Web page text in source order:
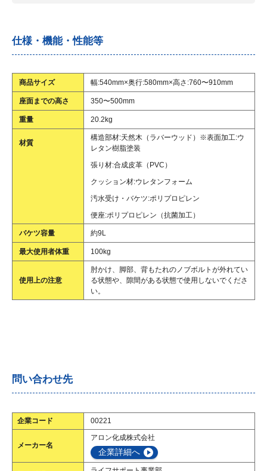
仕様・機能・性能等
商品サイズ 幅:540mm×奥行:580mm×高さ:760〜910mm
座面までの高さ 350〜500mm
重量 20.2kg
材質
構造部材:天然木（ラバーウッド）※表面加工:ウ
レタン樹脂塗装
張り材:合成皮革（PVC）
クッション材:ウレタンフォーム
汚水受け・バケツ:ポリプロピレン
便座:ポリプロピレン（抗菌加工）
バケツ容量 約9L
最大使用者体重 100kg
使用上の注意
肘かけ、脚部、背もたれのノブボルトが外れてい
る状態や、隙間がある状態で使用しないでくださ
い。
問い合わせ先
企業コード 00221
メーカー名
アロン化成株式会社
企業詳細へ